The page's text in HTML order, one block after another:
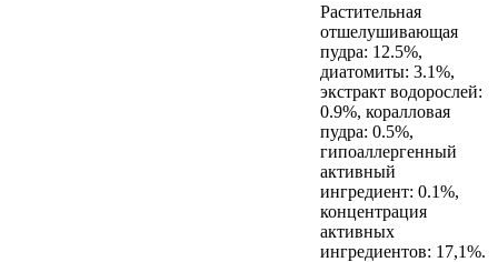
Растительная
отшелушивающая
пудра: 12.5%,
диатомиты: 3.1%,
экстракт водорослей:
0.9%, коралловая
пудра: 0.5%,
гипоаллергенный
активный
ингредиент: 0.1%,
концентрация
активных
ингредиентов: 17,1%.